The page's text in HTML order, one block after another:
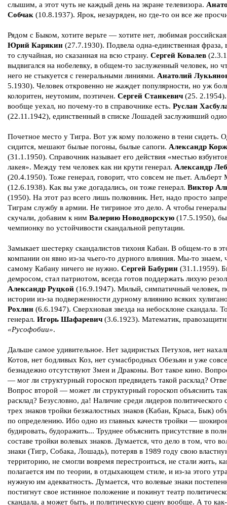
слышим, а этот чуть не каждый день на экране телевизора.
Собчак (10.8.1937). Ярок, незауряден, но где-то он все же
Рядом с Быком, хотите верьте — хотите нет, любимая
Юрий Карякин (27.7.1930). Подвела одна-единственная
то случайная, но сказанная на всю страну. Сергей Ковалев
выдвигался на нобелевку, в общем-то заслуженный человек, но
него не стыкуется с генеральными линиями. Анатолий
5.1930). Человек откровенно не жаждет популярности, но уж
колоритен, неутомим, поэтичен. Сергей Станкевич (25.
вообще уехал, но почему-то в справочнике есть. Руслан
(22.11.1942), единственный в списке Лошадей заслуживший
Почетное место у Тигра. Вот уж кому положено в тени сидеть.
сидится, мешают былые погоны, былые сапоги. Александр
(31.1.1950). Справочник называет его действия «местью
лакея». Между тем человек как ни крути генерал. Александр
(20.4.1950). Тоже генерал, говорит, что совсем не пьет.
(12.6.1938). Как вы уже догадались, он тоже генерал. Виктор
(1950). На этот раз всего лишь полковник. Нет, надо просто
Тиграм службу в армии. Не тигриное это дело. А чтобы
скучали, добавим к ним Валерию Новодворскую (17.5.1950),
чемпионку no устойчивости скандальной репутации.
Замыкает шестерку скандалистов тихоня Кабан. В общем-то в
компании он явно из-за чьего-то дурного влияния. Мы-то знаем,
самому Кабану ничего не нужно. Сергей Бабурин (31.1.1959).
демросом, стал патриотом, всегда готов поддержать лихую
Александр Руцкой (16.9.1947). Милый, симпатичный человек,
истории из-за подверженности дурному влиянию всяких
Рохлин (6.6.1947). Сверхновая звезда на небосклоне скандала.
генерал. Игорь Шафаревич (3.6.1923). Математик,
«Русофобии».
Дальше самое удивительное. Нет задиристых Петухов, нет
Котов, нет бодливых Коз, нет сумасбродных Обезьян и уже
безнадежно отсутствуют Змеи и Драконы. Вот такое кино.
— мог ли структурный гороскоп предвидеть такой расклад?
Вопрос второй — может ли структурный гороскоп объяснить
расклад? Безусловно, да! Наличие среди лидеров политического
трех знаков тройки безжалостных знаков (Кабан, Крыса, Бык)
по определению. Ибо одно из главных качеств тройки —
будировать, будоражить... Труднее объяснить присутствие в
составе тройки волевых знаков. Думается, что дело в том, что
знаки (Тигр, Собака, Лошадь), потеряв в 1989 году свою
территорию, не смогли вовремя перестроиться, не стали жить,
полагается им по теории, в отдыхающем стиле, и из-за этого
нужную им адекватность. Думается, что волевые знаки
постигнут свое истинное положение и покинут театр
скандала, а может быть, и политическую сцену вообще. А то